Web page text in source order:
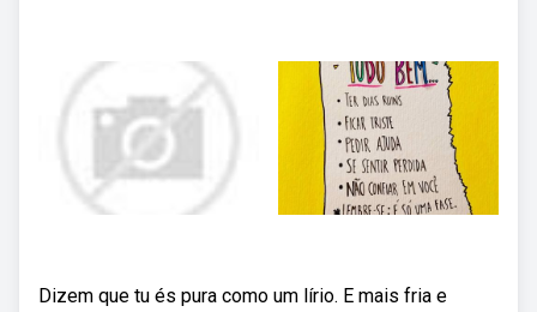
Dizem que tu és pura como um lírio. E mais fria e